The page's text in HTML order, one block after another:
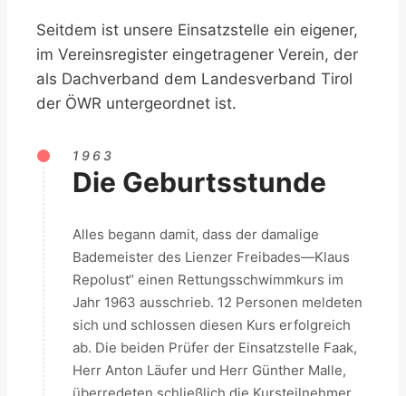
Seitdem ist unsere Einsatzstelle ein eigener,
im Vereinsregister eingetragener Verein, der
als Dachverband dem Landesverband Tirol
der ÖWR untergeordnet ist.
1963
Die Geburtsstunde
Alles begann damit, dass der damalige
Bademeister des Lienzer Freibades—Klaus
Repolust“ einen Rettungsschwimmkurs im
Jahr 1963 ausschrieb. 12 Personen meldeten
sich und schlossen diesen Kurs erfolgreich
ab. Die beiden Prüfer der Einsatzstelle Faak,
Herr Anton Läufer und Herr Günther Malle,